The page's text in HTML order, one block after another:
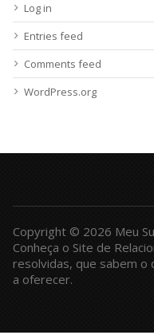
Log in
Entries feed
Comments feed
WordPress.org
Copyright © 2026 Meu
Conheça o Site de
resolvidas, que sabem o
a oferecer.